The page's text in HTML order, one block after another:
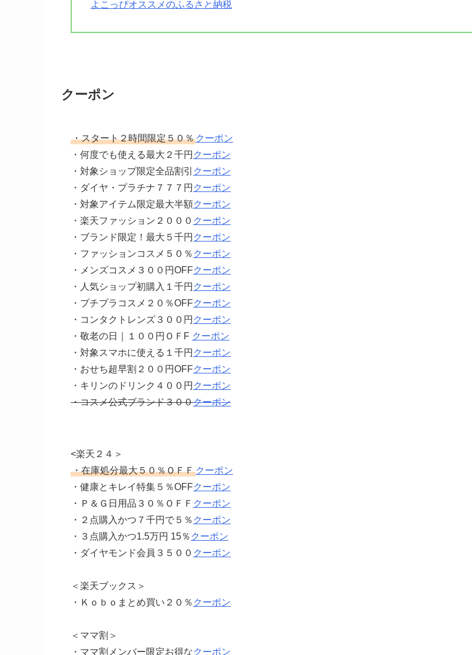
よこっぴオススメのふるさと納税
クーポン
・スタート２時間限定５０％ クーポン
・何度でも使える最大２千円 クーポン
・対象ショップ限定全品割引 クーポン
・ダイヤ・プラチナ７７７円 クーポン
・対象アイテム限定最大半額クーポン
・楽天ファッション２０００ クーポン
・ブランド限定！最大５千円 クーポン
・ファッションコスメ５０％ クーポン
・メンズコスメ３００円OFFクーポン
・人気ショップ初購入１千円 クーポン
・プチプラコスメ２０％OFFクーポン
・コンタクトレンズ３００円 クーポン
・敬老の日｜１００円ＯＦF クーポン
・対象スマホに使える１千円 クーポン
・おせち超早割２００円OFFクーポン
・キリンのドリンク４００円 クーポン
・コスメ公式ブランド３００クーポン
<楽天２４＞
・在庫処分最大５０％ＯＦＦ クーポン
・健康とキレイ特集５％OFFクーポン
・Ｐ＆Ｇ日用品３０％ＯＦＦ クーポン
・２点購入かつ７千円で５％ クーポン
・３点購入かつ1.5万円 15％ クーポン
・ダイヤモンド会員３５００ クーポン
＜楽天ブックス＞
・Ｋｏｂｏまとめ買い２０％ クーポン
＜ママ割＞
・ママ割メンバー限定お得なクーポン